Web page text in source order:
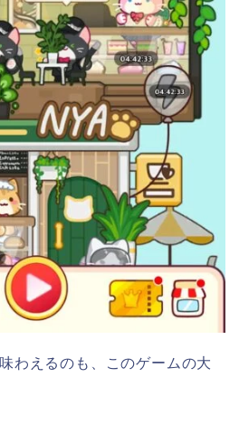
わえるのも、このゲームの大